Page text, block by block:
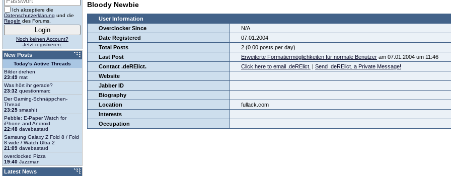
Bloody Newbie
User Information
Overclocker Since
N/A
Date Registered
07.01.2004
Total Posts
2 (0.00 posts per day)
Last Post
Erweiterte Formatiermöglichkeiten für normale Benutzer am 07.01.2004 um 11:46
Contact .deRElict.
Click here to email .deRElict. | Send .deRElict. a Private Message!
Website
Jabber ID
Biography
Location
fullack.com
Interests
Occupation
Ich akzeptiere die
Datenschutzerklärung und die
Regeln des Forums.
Noch keinen Account?
Jetzt registrieren.
New Posts
Today's Active Threads
Bilder drehen
23:49 mat
Was hört ihr gerade?
23:32 questionmarc
Der Gaming-Schnäppchen-
Thread
23:25 smashIt
Pebble: E-Paper Watch for
iPhone and Android
22:48 davebastard
Samsung Galaxy Z Fold 8 / Fold
8 wide / Watch Ultra 2
21:09 davebastard
overclocked Pizza
19:40 Jazzman
Latest News